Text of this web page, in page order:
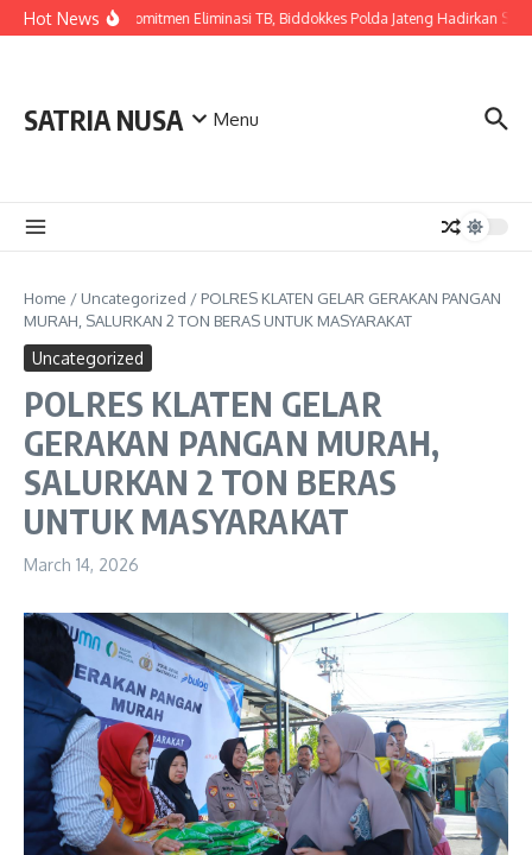
Skip to content
Hot News
Wujudkan Komitmen Eliminasi TB, Biddokkes Polda Jateng Hadirkan
SATRIA NUSA Menu
Home / Uncategorized / POLRES KLATEN GELAR GERAKAN PANGAN
MURAH, SALURKAN 2 TON BERAS UNTUK MASYARAKAT
Uncategorized
POLRES KLATEN GELAR
GERAKAN PANGAN MURAH,
SALURKAN 2 TON BERAS
UNTUK MASYARAKAT
March 14, 2026